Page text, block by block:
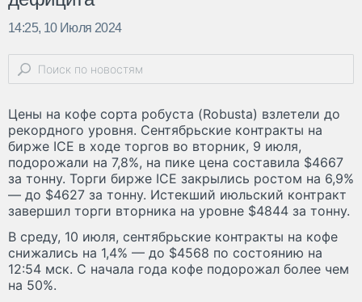
14:25, 10 Июля 2024
Цены на кофе сорта робуста (Robusta) взлетели до
рекордного уровня. Сентябрьские контракты на
бирже ICE в ходе торгов во вторник, 9 июля,
подорожали на 7,8%, на пике цена составила $4667
за тонну. Торги бирже ICE закрылись ростом на 6,9%
— до $4627 за тонну. Истекший июльский контракт
завершил торги вторника на уровне $4844 за тонну.
В среду, 10 июля, сентябрьские контракты на кофе
снижались на 1,4% — до $4568 по состоянию на
12:54 мск. С начала года кофе подорожал более чем
на 50%.